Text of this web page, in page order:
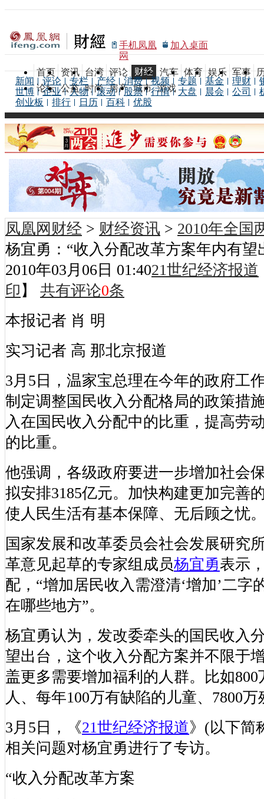
手机凤凰
网
加入桌面
首页 资讯 台湾 评论 财经 汽车 体育 娱乐 军事
论坛 公益 时尚 房产 城市 游戏
新闻 评论 专栏 产经 消费 视频 专题 基金 理财
世博
企业 人物 滚动 股票 行情 大盘 晨会 公司
创业板
排行 日历 百科 优股
凤凰网财经 > 财经资讯 > 2010年全国
杨宜勇：“收入分配改革方案年内有望
2010年03月06日 01:4021世纪经济报道
印 】 共有评论0条
本报记者 肖 明
实习记者 高 那北京报道
3月5日，温家宝总理在今年的政府工
制定调整国民收入分配格局的政策措
入在国民收入分配中的比重，提高劳
的比重。
他强调，各级政府要进一步增加社会
拟安排3185亿元。加快构建更加完善
使人民生活有基本保障、无后顾之忧
国家发展和改革委员会社会发展研究
革意见起草的专家组成员杨宜勇表示
配，“增加居民收入需澄清‘增加’二字
在哪些地方”。
杨宜勇认为，发改委牵头的国民收入
望出台，这个收入分配方案并不限于
盖更多需要增加福利的人群。比如
人、每年100万有缺陷的儿童、7800
3月5日，《21世纪经济报道》(以下简
相关问题对杨宜勇进行了专访。
“收入分配改革方案